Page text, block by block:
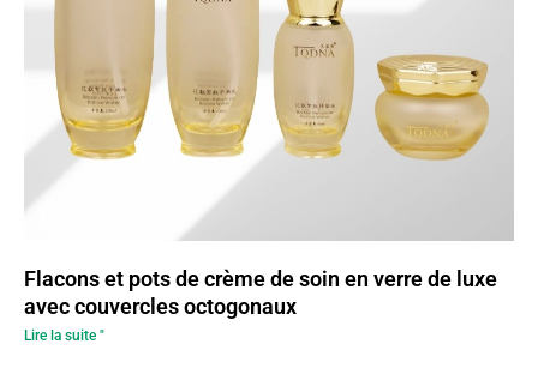
Flacons et pots de crème de soin en verre de luxe
avec couvercles octogonaux
Lire la suite "